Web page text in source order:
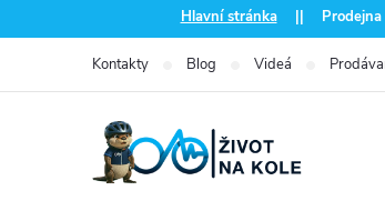
na
Hlavní stránka|| Prodejna -
Kontakty Blog Videá